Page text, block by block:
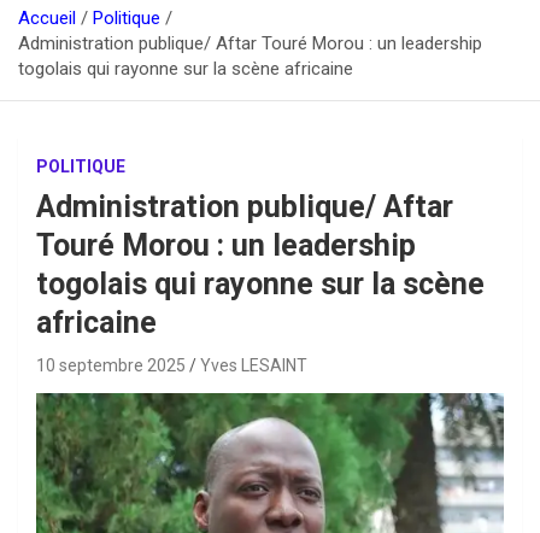
Accueil
Politique
Administration publique/ Aftar Touré Morou : un leadership
togolais qui rayonne sur la scène africaine
POLITIQUE
Administration publique/ Aftar
Touré Morou : un leadership
togolais qui rayonne sur la scène
africaine
10 septembre 2025 Yves LESAINT